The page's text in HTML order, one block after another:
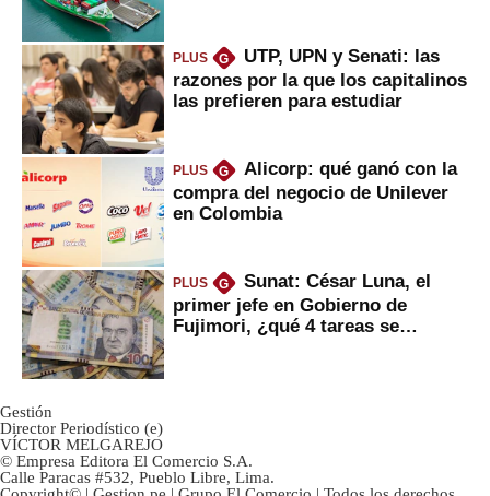
PLUS G
UTP, UPN y Senati: las
razones por la que los capitalinos
las prefieren para estudiar
PLUS G
Alicorp: qué ganó con la
compra del negocio de Unilever
en Colombia
PLUS G
Sunat: César Luna, el
primer jefe en Gobierno de
Fujimori, ¿qué 4 tareas se
Gestión
Director Periodístico (e)
VÍCTOR MELGAREJO
© Empresa Editora El Comercio S.A.
Calle Paracas #532, Pueblo Libre, Lima.